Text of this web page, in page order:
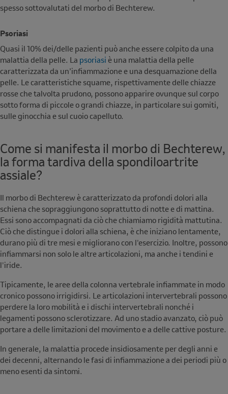
spesso sottovalutati del morbo di Bechterew.
Psoriasi
Quasi il 10% dei/delle pazienti può anche essere colpito da una
malattia della pelle. La psoriasi è una malattia della pelle
caratterizzata da un’infiammazione e una desquamazione della
pelle. Le caratteristiche squame, rispettivamente delle chiazze
rosse che talvolta prudono, possono apparire ovunque sul corpo
sotto forma di piccole o grandi chiazze, in particolare sui gomiti,
sulle ginocchia e sul cuoio capelluto.
Come si manifesta il morbo di Bechterew,
la forma tardiva della spondiloartrite
assiale?
Il morbo di Bechterew è caratterizzato da profondi dolori alla
schiena che sopraggiungono soprattutto di notte e di mattina.
Essi sono accompagnati da ciò che chiamiamo rigidità mattutina.
Ciò che distingue i dolori alla schiena, è che iniziano lentamente,
durano più di tre mesi e migliorano con l'esercizio. Inoltre, possono
infiammarsi non solo le altre articolazioni, ma anche i tendini e
l'iride.
Tipicamente, le aree della colonna vertebrale infiammate in modo
cronico possono irrigidirsi. Le articolazioni intervertebrali possono
perdere la loro mobilità e i dischi intervertebrali nonché i
legamenti possono sclerotizzare. Ad uno stadio avanzato, ciò può
portare a delle limitazioni del movimento e a delle cattive posture.
In generale, la malattia procede insidiosamente per degli anni e
dei decenni, alternando le fasi di infiammazione a dei periodi più o
meno esenti da sintomi.